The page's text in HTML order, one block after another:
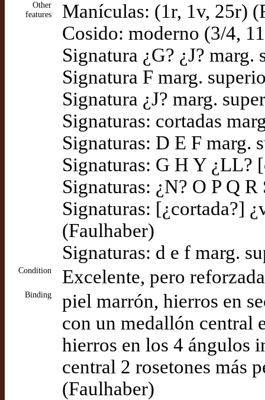
Other
features
Manículas: (1r, 1v, 25r)
Cosido: moderno (3/4,
Signatura ¿G? ¿J?
Signatura F marg.
Signatura ¿J? marg.
Signaturas: cortadas
Signaturas: D E F marg.
Signaturas: G H Y ¿LL?
Signaturas: ¿N? O P Q
Signaturas: [¿cortada?]
(Faulhaber)
Signaturas: d e f marg.
Condition Excelente, pero
Binding
piel marrón, hierros en
con un medallón central
hierros en los 4 ángulos
central 2 rosetones más
(Faulhaber)